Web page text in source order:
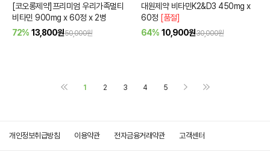
[코오롱제약]프리미엄 우리가족멀티
비타민 900mg x 60정 x 2병
72% 13,800원50,000원
대원제약 비타민K2&D3 450mg x
60정 [품절]
64% 10,900원30,000원
1 2 3 4 5
개인정보취급방침 이용약관 전자금융거래약관 고객센터